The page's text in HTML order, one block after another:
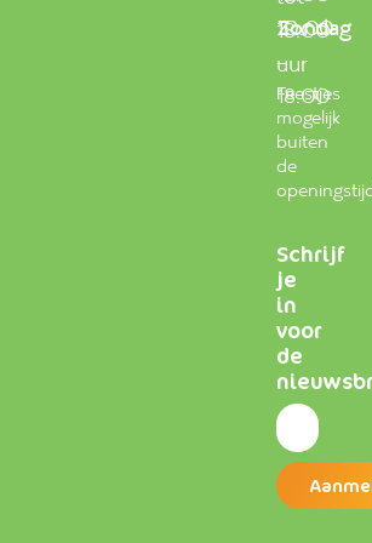
18.00
uur
Feestjes
mogelijk
buiten
de
Schrijf
je
in
voor
de
Zondag
10.00
–
18.00